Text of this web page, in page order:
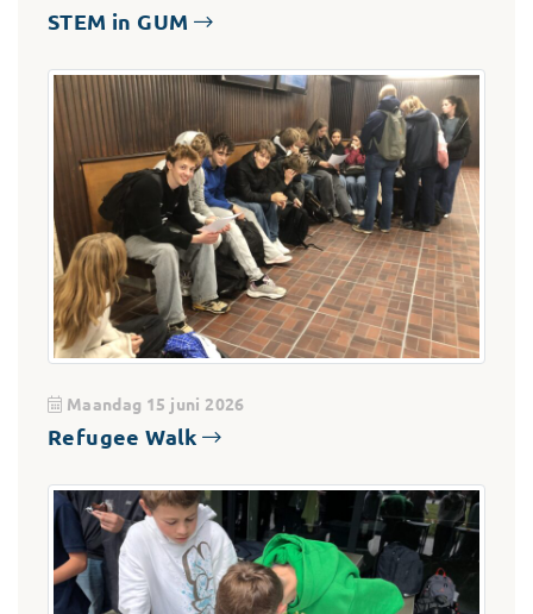
STEM in GUM
Maandag 15 juni 2026
Refugee Walk